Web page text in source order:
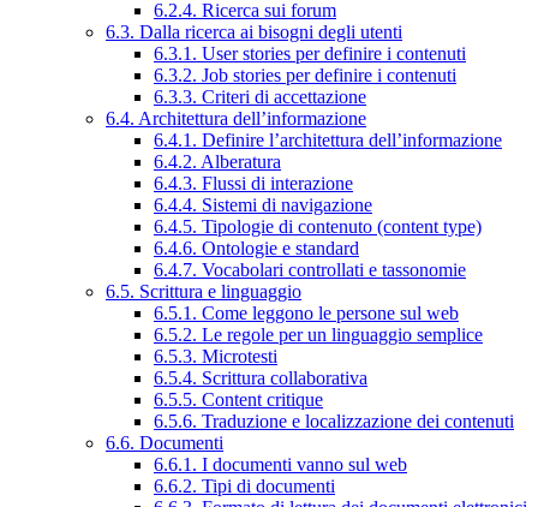
6.2.4. Ricerca sui forum
6.3. Dalla ricerca ai bisogni degli utenti
6.3.1. User stories per definire i contenuti
6.3.2. Job stories per definire i contenuti
6.3.3. Criteri di accettazione
6.4. Architettura dell’informazione
6.4.1. Definire l’architettura dell’informazione
6.4.2. Alberatura
6.4.3. Flussi di interazione
6.4.4. Sistemi di navigazione
6.4.5. Tipologie di contenuto (content type)
6.4.6. Ontologie e standard
6.4.7. Vocabolari controllati e tassonomie
6.5. Scrittura e linguaggio
6.5.1. Come leggono le persone sul web
6.5.2. Le regole per un linguaggio semplice
6.5.3. Microtesti
6.5.4. Scrittura collaborativa
6.5.5. Content critique
6.5.6. Traduzione e localizzazione dei contenuti
6.6. Documenti
6.6.1. I documenti vanno sul web
6.6.2. Tipi di documenti